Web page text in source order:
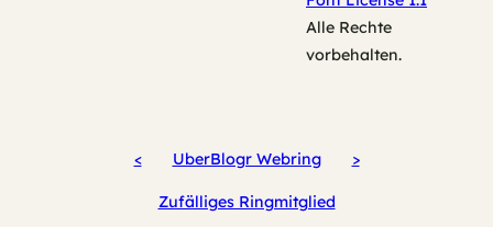
Alle Rechte
vorbehalten.
< UberBlogr Webring >
Zufälliges Ringmitglied